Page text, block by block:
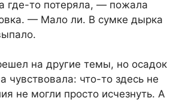
где-то потеряла, — пожала
— Мало ли. В сумке дырка
на другие темы, но осадок
чувствовала: что-то здесь не
не могли просто исчезнуть. А